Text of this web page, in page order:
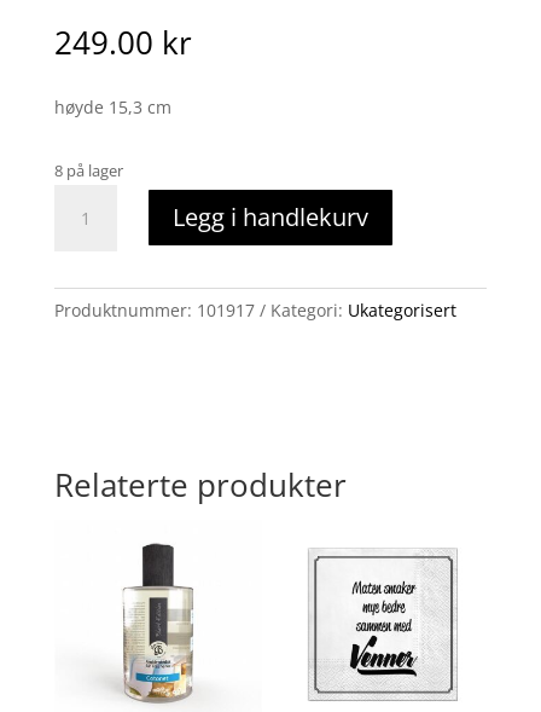
249.00 kr
høyde 15,3 cm
8 på lager
antall
Legg i handlekurv
Produktnummer: 101917 Kategori: Ukategorisert
Relaterte produkter